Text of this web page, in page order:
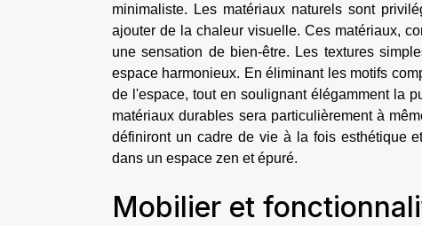
minimaliste. Les matériaux naturels sont
ajouter de la chaleur visuelle. Ces matériaux,
une sensation de bien-être. Les textures
espace harmonieux. En éliminant les motifs
de l'espace, tout en soulignant élégamment la
matériaux durables sera particulièrement à
définiront un cadre de vie à la fois esthétique
dans un espace zen et épuré.
Mobilier et